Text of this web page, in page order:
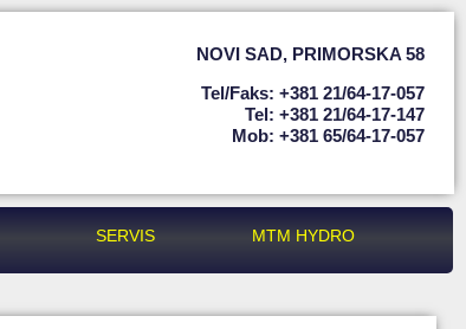
NOVI SAD, PRIMORSKA 58
Tel/faks: +381 21/64-17-057
Tel: +381 21/64-17-147
Mob: +381 65/64-17-057
SERVIS MTM HYDRO